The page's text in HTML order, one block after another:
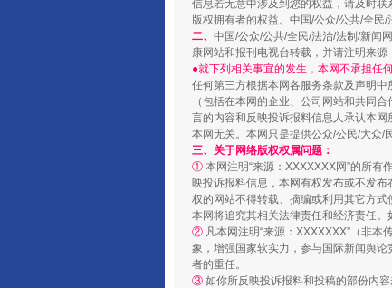
“蜀中异人”王建安的艺术
完善运行机制助力责任有效
信息若无意中涉及到您的权益，请及时
版权拥有者的权益。中国/公众/公共/全民
二、 中国/公众/公共/全民/法治/法制/新闻
康网站和报刊电视台转载，并请注明来源
●就下列相关事宜的发生，本网不承担任
任何第三方根据本网各服务条款及声明
（包括在本网的企业、公司网站和共同合
言的内容和反映投诉报料信息人承认本
本网无关。本网只是提供公众/公民/大众/
三、关于网络版权权属问题：
① 本网注明“来源：XXXXXXX网”的所
映投诉报料信息，本网有权发布或不发
权的网站不得转载、摘编或利用其它方式
本网将追究其相关法律责任和经济责任。
② 凡本网注明“来源：XXXXXXX”（非
象，增强国家软实力，参与国际新闻舆
者的重任。
③ 如你所反映投诉报料和投稿的部份内